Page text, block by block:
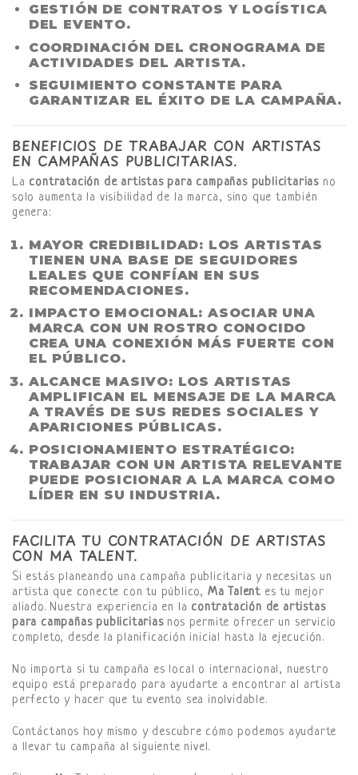
GESTIÓN DE CONTRATOS Y LOGÍSTICA
DEL EVENTO.
COORDINACIÓN DEL CRONOGRAMA DE
ACTIVIDADES DEL ARTISTA.
SEGUIMIENTO CONSTANTE PARA
GARANTIZAR EL ÉXITO DE LA CAMPAÑA.
BENEFICIOS DE TRABAJAR CON ARTISTAS
EN CAMPAÑAS PUBLICITARIAS.
La contratación de artistas para campañas publicitarias no
solo aumenta la visibilidad de la marca, sino que también
genera:
MAYOR CREDIBILIDAD: LOS ARTISTAS
TIENEN UNA BASE DE SEGUIDORES
LEALES QUE CONFÍAN EN SUS
RECOMENDACIONES.
IMPACTO EMOCIONAL: ASOCIAR UNA
MARCA CON UN ROSTRO CONOCIDO
CREA UNA CONEXIÓN MÁS FUERTE CON
EL PÚBLICO.
ALCANCE MASIVO: LOS ARTISTAS
AMPLIFICAN EL MENSAJE DE LA MARCA
A TRAVÉS DE SUS REDES SOCIALES Y
APARICIONES PÚBLICAS.
POSICIONAMIENTO ESTRATÉGICO:
TRABAJAR CON UN ARTISTA RELEVANTE
PUEDE POSICIONAR A LA MARCA COMO
LÍDER EN SU INDUSTRIA.
FACILITA TU CONTRATACIÓN DE ARTISTAS
CON MA TALENT.
Si estás planeando una campaña publicitaria y necesitas un
artista que conecte con tu público, Ma Talent es tu mejor
aliado. Nuestra experiencia en la contratación de artistas
para campañas publicitariasnos permite ofrecer un servicio
completo, desde la planificación inicial hasta la ejecución.
No importa si tu campaña es local o internacional, nuestro
equipo está preparado para ayudarte a encontrar al artista
perfecto y hacer que tu evento sea inolvidable.
Contáctanos hoy mismo y descubre cómo podemos ayudarte
a llevar tu campaña al siguiente nivel.